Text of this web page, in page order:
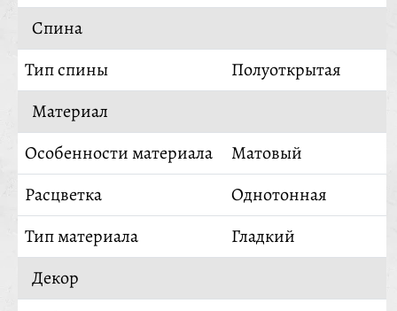
Спина
Тип спины
Полуоткрытая
Материал
Особенности материала
Матовый
Расцветка
Однотонная
Тип материала
Гладкий
Декор